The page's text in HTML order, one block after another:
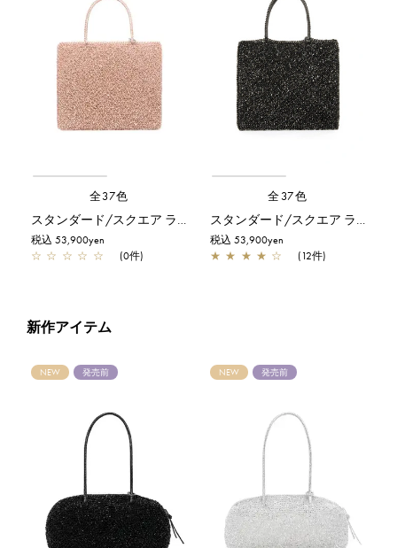
全37色
スタンダード/スクエア ラージ/サーモンピンク アルボルド
税込 53,900yen
☆ ☆ ☆ ☆ ☆ (0件)
全37色
スタンダード/スクエア ラージ/ブラック
税込 53,900yen
★ ★ ★ ★ ☆ (12件)
新作アイテム
NEW 発売前 NEW 発売前